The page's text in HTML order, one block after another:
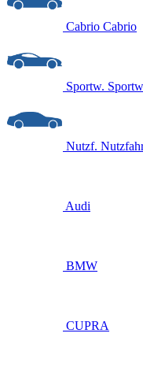
Cabrio Cabrio
Sportw.
Nutzf.
Audi
BMW
CUPRA